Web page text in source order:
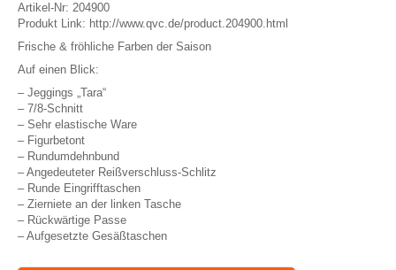
Artikel-Nr: 204900
Produkt Link: http://www.qvc.de/product.204900.html
Frische & fröhliche Farben der Saison
Auf einen Blick:
– Jeggings „Tara“
– 7/8-Schnitt
– Sehr elastische Ware
– Figurbetont
– Rundumdehnbund
– Angedeuteter Reißverschluss-Schlitz
– Runde Eingrifftaschen
– Zierniete an der linken Tasche
– Rückwärtige Passe
– Aufgesetzte Gesäßtaschen